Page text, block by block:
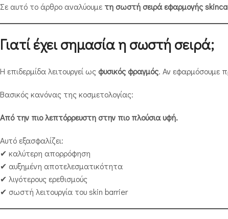
Σε αυτό το άρθρο αναλύουμε τη σωστή σειρά εφαρμογής
Γιατί έχει σημασία η σωστή σειρά;
Η επιδερμίδα λειτουργεί ως φυσικός φραγμός. Αν εφαρμόσουμε
Βασικός κανόνας της κοσμετολογίας:
Από την πιο λεπτόρρευστη στην πιο πλούσια υφή.
Αυτό εξασφαλίζει:
✔ καλύτερη απορρόφηση
✔ αυξημένη αποτελεσματικότητα
✔ λιγότερους ερεθισμούς
✔ σωστή λειτουργία του skin barrier